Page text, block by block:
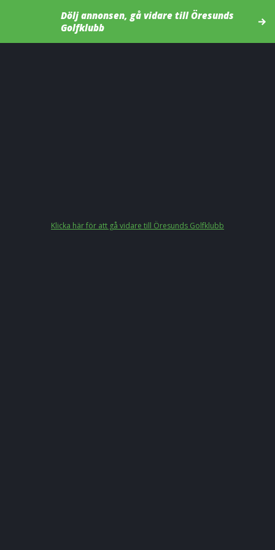
Dölj annonsen, gå vidare till Öresunds
Golfklubb
Klicka här för att gå vidare till Öresunds Golfklubb